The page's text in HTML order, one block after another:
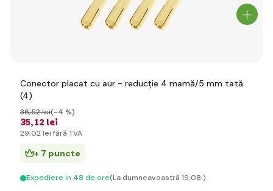
Conector placat cu aur - reducție 4 mamă/5 mm tată
(4)
35,12 lei
36,52 lei(-4 %)
29,02 lei fără TVA
+ 7 puncte
Expediere in 48 de ore(La dumneavoastră 19.08.)